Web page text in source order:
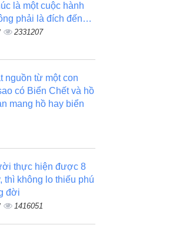
là một cuộc hành
phải là đích đến…
2331207
nguồn từ một con
có Biển Chết và hồ
mang hồ hay biển
thực hiện được 8
thì không lo thiếu phú
đời
1416051